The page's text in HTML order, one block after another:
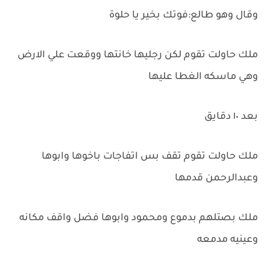
وقال وهو طالع:فوتك بخير يا حلوة
ملك حاولت تقوم لكن رجليها خانتها ووقعت علي الارض
وهي ماسكه الغطا عليها
بعد ١٠ دقايق
ملك حاولت تقوم تقف بس اتفاجات باخوها وابوها
وعبدالرحمن قدمها
ملك بصتلهم بدموع ومحمود وابوها فضل واقف مكانه
وعينيه مدمعه